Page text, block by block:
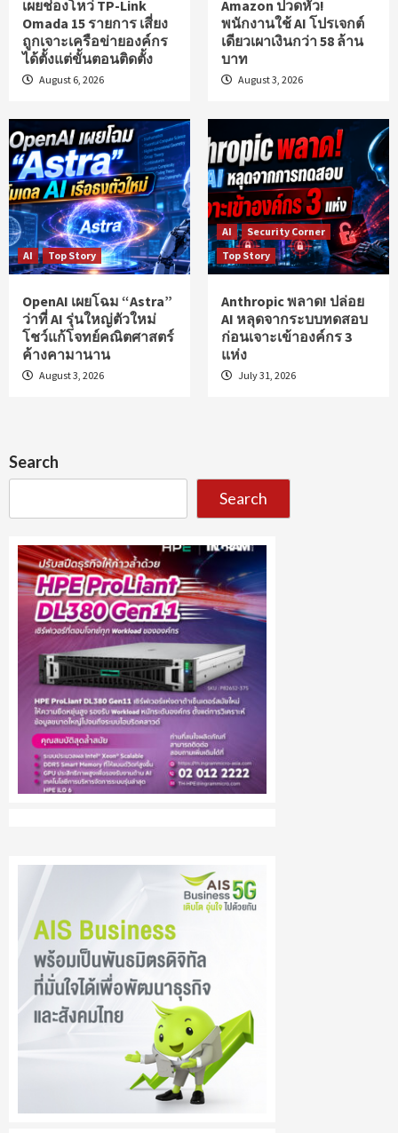
เผยช่องโหว่ TP-Link
Omada 15 รายการ เสี่ยง
ถูกเจาะเครือข่ายองค์กร
ได้ตั้งแต่ขั้นตอนติดตั้ง
August 6, 2026
Amazon ปวดหัว!
พนักงานใช้ AI โปรเจกต์
เดียวเผาเงินกว่า 58 ล้าน
บาท
August 3, 2026
AI Top Story
OpenAI เผยโฉม “Astra”
ว่าที่ AI รุ่นใหญ่ตัวใหม่
โชว์แก้โจทย์คณิตศาสตร์
ค้างคามานาน
August 3, 2026
AI
Security Corner
Top Story
Anthropic พลาด! ปล่อย
AI หลุดจากระบบทดสอบ
ก่อนเจาะเข้าองค์กร 3
แห่ง
July 31, 2026
Search
Search